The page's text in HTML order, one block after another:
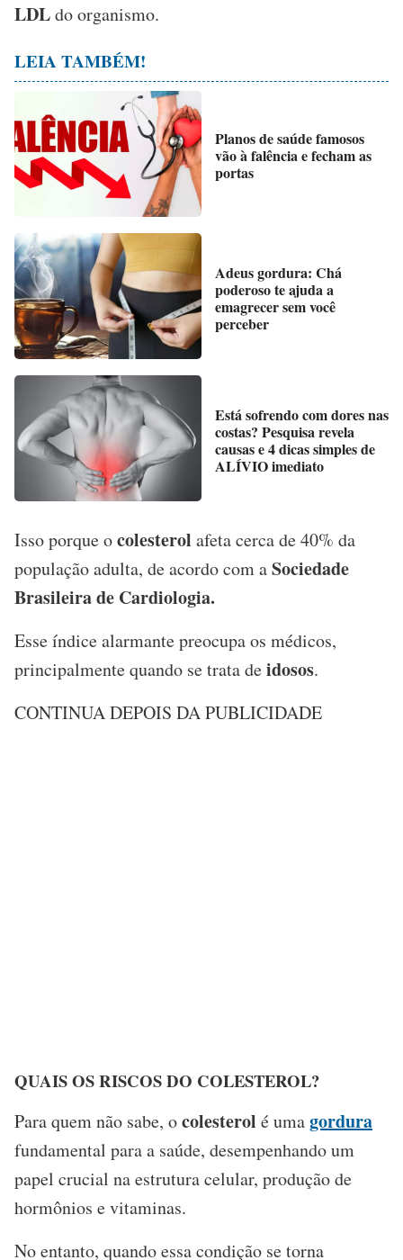
LDLdo organismo.
LEIA TAMBÉM!
Planos de saúde famosos
vão à falência e fecham as
portas
Adeus gordura: Chá
poderoso te ajuda a
emagrecer sem você
perceber
Está sofrendo com dores nas
costas? Pesquisa revela
causas e 4 dicas simples de
ALÍVIO imediato
Isso porque ocolesterol afeta cerca de 40% da
população adulta, de acordo com aSociedade
Brasileira de Cardiologia.
Esse índice alarmante preocupa os médicos,
principalmente quando se trata deidosos.
CONTINUA DEPOIS DA PUBLICIDADE
QUAIS OS RISCOS DO COLESTEROL?
Para quem não sabe, ocolesterol é umagordura
fundamental para a saúde, desempenhando um
papel crucial na estrutura celular, produção de
hormônios e vitaminas.
No entanto, quando essa condição se torna